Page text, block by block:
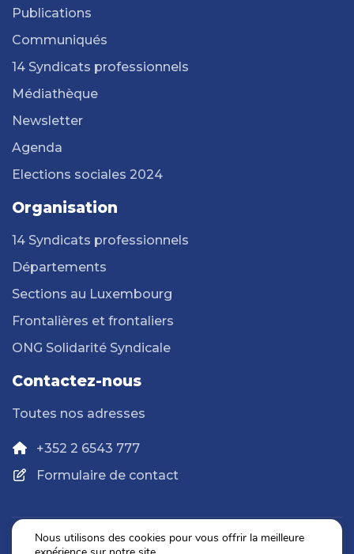
Publications
Communiqués
14 Syndicats professionnels
Médiathèque
Newsletter
Agenda
Elections sociales 2024
Organisation
14 Syndicats professionnels
Départements
Sections au Luxembourg
Frontalières et frontaliers
ONG Solidarité Syndicale
Contactez-nous
Toutes nos adresses
+352 2 6543 777
Formulaire de contact
Nous utilisons des cookies pour vous offrir la meilleure